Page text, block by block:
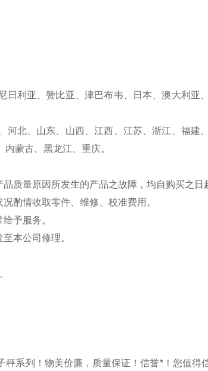
日利亚、赞比亚、津巴布韦、日本、澳大利亚
河北、山东、山西、江西、江苏、浙江、福建
蒙古、黑龙江、重庆。
质量原因所发生的产品之故障，均自购买之日
酌情收取零件、维修、校准费用。
予服务。
本公司修理。
秤系列！物美价廉，质量保证！信誉*！您值得